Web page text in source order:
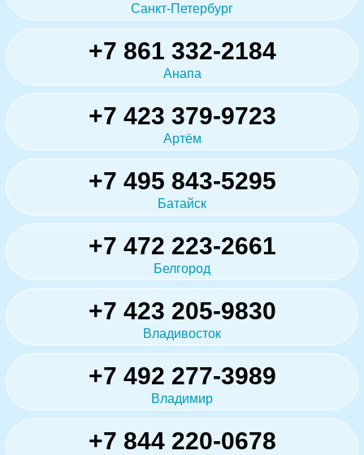
Санкт-Петербург
+7 861 332-2184
Анапа
+7 423 379-9723
Артём
+7 495 843-5295
Батайск
+7 472 223-2661
Белгород
+7 423 205-9830
Владивосток
+7 492 277-3989
Владимир
+7 844 220-0678